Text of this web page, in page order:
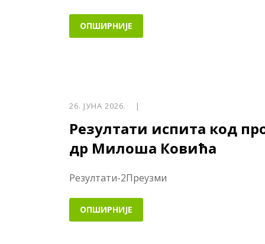
ОПШИРНИЈЕ
26. ЈУНА 2026. |
Резултати испита код
др Милоша Ковића
Резултати-2Преузми
ОПШИРНИЈЕ